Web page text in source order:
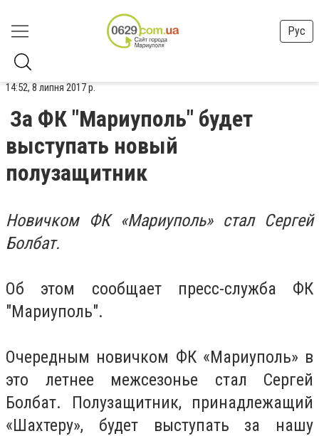
Рус
14:52, 8 липня 2017 р.
За ФК "Мариуполь" будет
выступать новый
полузащитник
Новичком ФК «Мариуполь» стал Сергей
Болбат.
Об этом сообщает пресс-служба ФК
"Мариуполь".
Очередным новичком ФК «Мариуполь» в
это летнее межсезонье стал Сергей
Болбат. Полузащитник, принадлежащий
«Шахтеру», будет выступать за нашу